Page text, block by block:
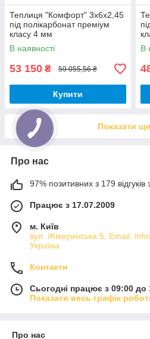
Теплиця "Комфорт" 3х6х2,45
під полікарбонат преміум
класу 4 мм
В наявності
53 150 ₴ 59 055,56 ₴
Купити
В
Показати ще
Про нас
97% позитивних з 179 відгуків
Працює з 17.07.2009
м. Київ
вул. Жмеринська 5, Email:
Україна
Контакти
Сьогодні працює з 09:00 до
Показати весь графік
Про нас